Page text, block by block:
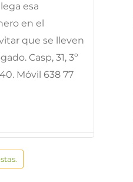
esa
en el
que se lleven
Casp, 31, 3º
Móvil 638 77